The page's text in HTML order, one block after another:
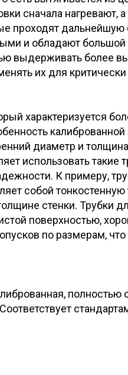
сначала нагревают, а
проходят дальнейшую
и обладают большой
выдерживать более
их для
характеризуется
калиброванной
диаметр и
использовать такие
К примеру,
собой тонкостенную
стенки. Трубки
поверхностью,
по размерам,
полностью